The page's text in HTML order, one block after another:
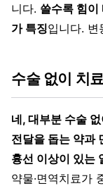
니다. 쓸수록 힘이
가 특징입니다. 변
수술 없이 치
네, 대부분 수술
전달을 돕는 약과
흉선 이상이 있는
약물·면역치료가